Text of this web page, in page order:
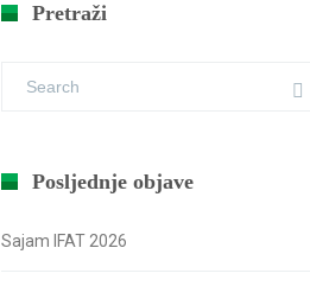
Pretraži
Posljednje objave
Sajam IFAT 2026